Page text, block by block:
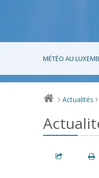
MÉTÉO AU
> Actualités >